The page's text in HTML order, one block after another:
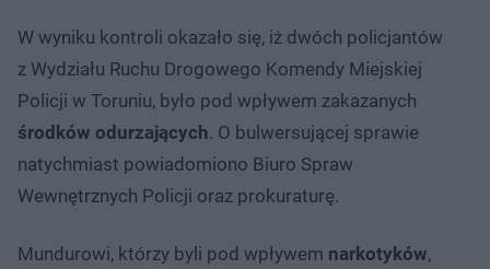
W wyniku kontroli okazało się, iż dwóch policjantów
z Wydziału Ruchu Drogowego Komendy Miejskiej
Policji w Toruniu, było pod wpływem zakazanych
środków odurzających. O bulwersującej sprawie
natychmiast powiadomiono Biuro Spraw
Wewnętrznych Policji oraz prokuraturę.
Mundurowi, którzy byli pod wpływem narkotyków,